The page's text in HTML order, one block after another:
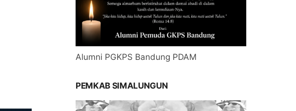
Alumni PGKPS Bandung PDAM
PEMKAB SIMALUNGUN